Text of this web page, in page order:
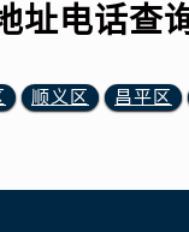
址电话查
顺义区 昌平区